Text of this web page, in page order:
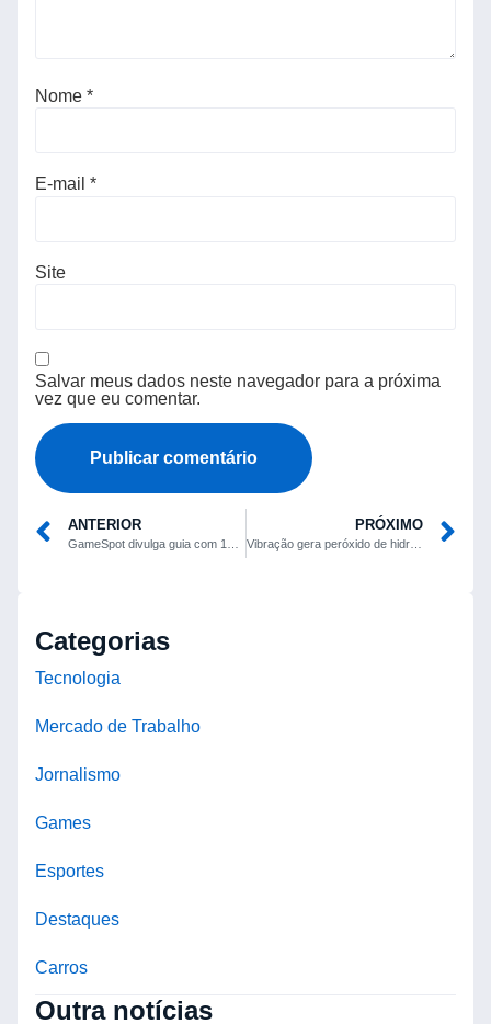
Nome *
E-mail *
Site
Salvar meus dados neste navegador para a próxima
vez que eu comentar.
ANTERIOR PRÓXIMO
Vibração gera peróxido de hidrogênio sem necessidade de eletricidade
Categorias
Tecnologia
Mercado de Trabalho
Jornalismo
Games
Esportes
Destaques
Carros
Outra notícias